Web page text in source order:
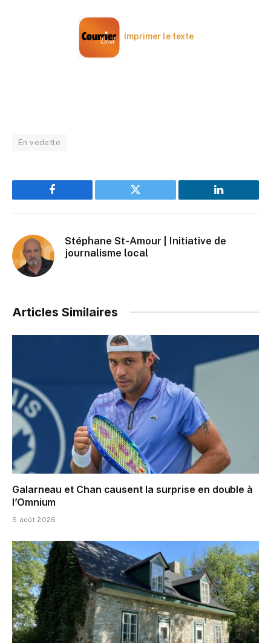
Imprimer le texte
En vedette
Facebook Twitter LinkedIn
Stéphane St-Amour | Initiative de
journalisme local
Articles Similaires
Galarneau et Chan causent la surprise en double à
l’Omnium
6 août 2026